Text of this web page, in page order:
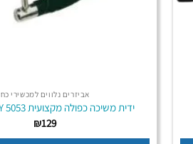
אביזרים נלווים למכשירי כח
ידית משיכה כפולה מקצועית MD BUDDY 5053
₪129